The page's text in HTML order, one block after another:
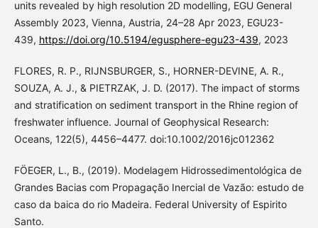
units revealed by high resolution 2D modelling, EGU General
Assembly 2023, Vienna, Austria, 24–28 Apr 2023, EGU23-
439, https://doi.org/10.5194/egusphere-egu23-439, 2023
FLORES, R. P., RIJNSBURGER, S., HORNER-DEVINE, A. R.,
SOUZA, A. J., & PIETRZAK, J. D. (2017). The impact of storms
and stratification on sediment transport in the Rhine region of
freshwater influence. Journal of Geophysical Research:
Oceans, 122(5), 4456–4477. doi:10.1002/2016jc012362
FÖEGER, L., B., (2019). Modelagem Hidrossedimentológica de
Grandes Bacias com Propagação Inercial de Vazão: estudo de
caso da baica do rio Madeira. Federal University of Espirito
Santo.